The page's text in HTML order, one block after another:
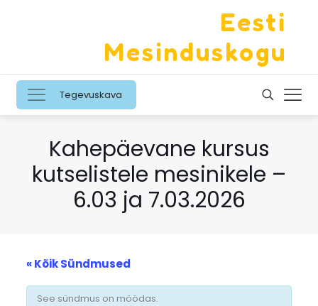
Eesti
Mesinduskogu
Tegevuskava
Kahepäevane kursus
kutselistele mesinikele –
6.03 ja 7.03.2026
« Kõik Sündmused
See sündmus on möödas.